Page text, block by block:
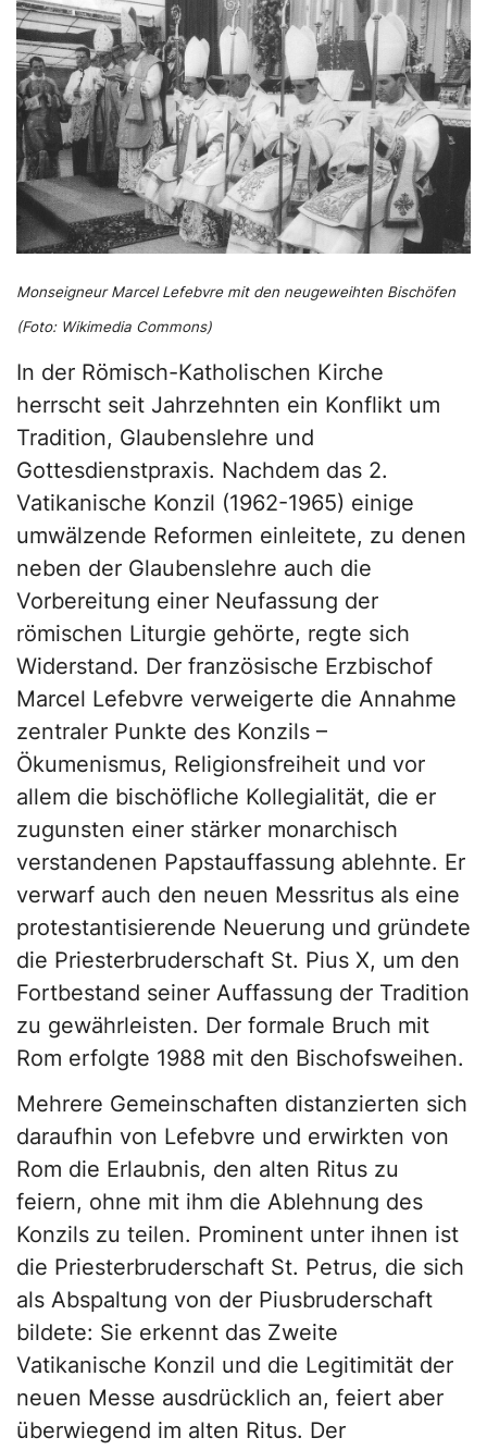
Monseigneur Marcel Lefebvre mit den neugeweihten Bischöfen
(Foto: Wikimedia Commons)
In der Römisch-Katholischen Kirche
herrscht seit Jahrzehnten ein Konflikt um
Tradition, Glaubenslehre und
Gottesdienstpraxis. Nachdem das 2.
Vatikanische Konzil (1962-1965) einige
umwälzende Reformen einleitete, zu denen
neben der Glaubenslehre auch die
Vorbereitung einer Neufassung der
römischen Liturgie gehörte, regte sich
Widerstand. Der französische Erzbischof
Marcel Lefebvre verweigerte die Annahme
zentraler Punkte des Konzils –
Ökumenismus, Religionsfreiheit und vor
allem die bischöfliche Kollegialität, die er
zugunsten einer stärker monarchisch
verstandenen Papstauffassung ablehnte. Er
verwarf auch den neuen Messritus als eine
protestantisierende Neuerung und gründete
die Priesterbruderschaft St. Pius X, um den
Fortbestand seiner Auffassung der Tradition
zu gewährleisten. Der formale Bruch mit
Rom erfolgte 1988 mit den Bischofsweihen.
Mehrere Gemeinschaften distanzierten sich
daraufhin von Lefebvre und erwirkten von
Rom die Erlaubnis, den alten Ritus zu
feiern, ohne mit ihm die Ablehnung des
Konzils zu teilen. Prominent unter ihnen ist
die Priesterbruderschaft St. Petrus, die sich
als Abspaltung von der Piusbruderschaft
bildete: Sie erkennt das Zweite
Vatikanische Konzil und die Legitimität der
neuen Messe ausdrücklich an, feiert aber
überwiegend im alten Ritus. Der